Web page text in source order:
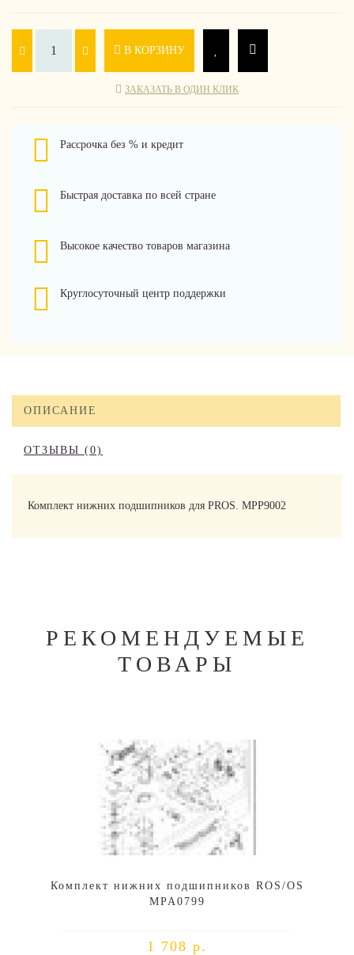
В КОРЗИНУ
ЗАКАЗАТЬ В ОДИН КЛИК
Рассрочка без % и кредит
Быстрая доставка по всей стране
Высокое качество товаров магазина
Круглосуточный центр поддержки
ОПИСАНИЕ
ОТЗЫВЫ (0)
Комплект нижних подшипников для PROS. MPP9002
РЕКОМЕНДУЕМЫЕ
ТОВАРЫ
Комплект нижних подшипников ROS/OS
MPA0799
1 708 р.